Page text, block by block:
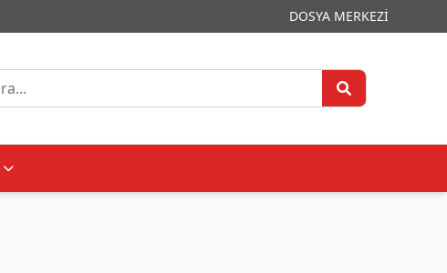
DOSYA MERKEZİ